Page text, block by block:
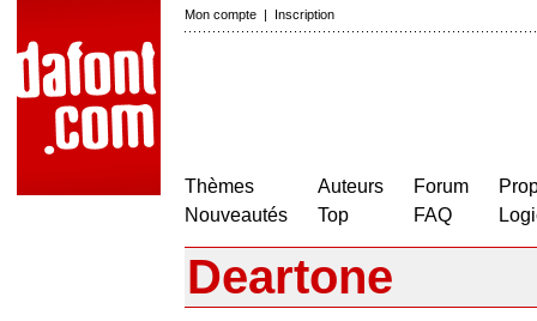
Mon compte | Inscription
Thèmes
Nouveautés
Auteurs
Top
Forum
FAQ
Deartone